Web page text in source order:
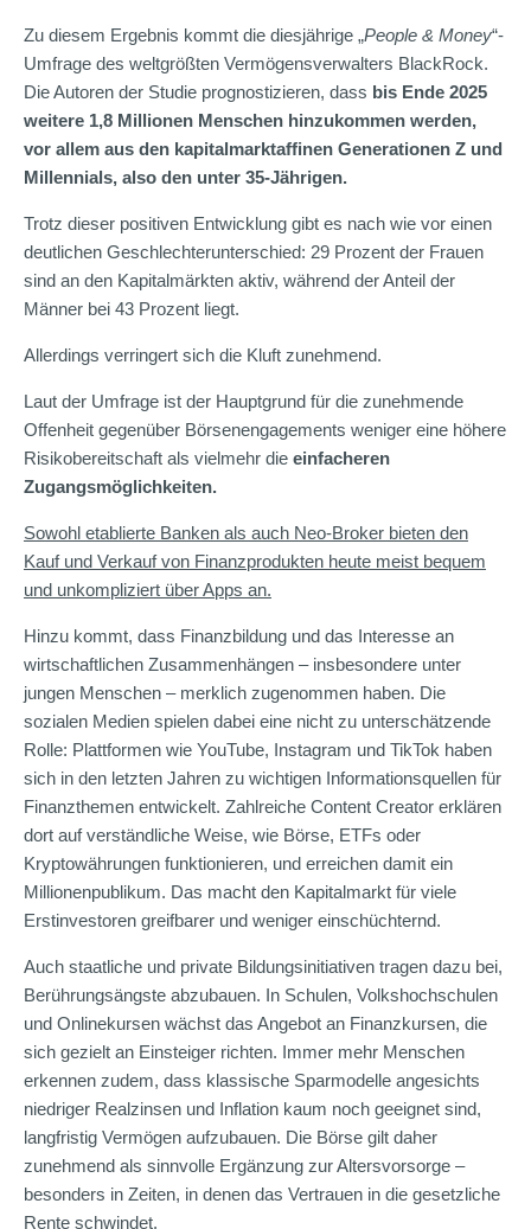
Zu diesem Ergebnis kommt die diesjährige „People & Money“-
Umfrage des weltgrößten Vermögensverwalters BlackRock.
Die Autoren der Studie prognostizieren, dass bis Ende 2025
weitere 1,8 Millionen Menschen hinzukommen werden,
vor allem aus den kapitalmarktaffinen Generationen Z und
Millennials, also den unter 35-Jährigen.
Trotz dieser positiven Entwicklung gibt es nach wie vor einen
deutlichen Geschlechterunterschied: 29 Prozent der Frauen
sind an den Kapitalmärkten aktiv, während der Anteil der
Männer bei 43 Prozent liegt.
Allerdings verringert sich die Kluft zunehmend.
Laut der Umfrage ist der Hauptgrund für die zunehmende
Offenheit gegenüber Börsenengagements weniger eine höhere
Risikobereitschaft als vielmehr die einfacheren
Zugangsmöglichkeiten.
Sowohl etablierte Banken als auch Neo-Broker bieten den
Kauf und Verkauf von Finanzprodukten heute meist bequem
und unkompliziert über Apps an.
Hinzu kommt, dass Finanzbildung und das Interesse an
wirtschaftlichen Zusammenhängen – insbesondere unter
jungen Menschen – merklich zugenommen haben. Die
sozialen Medien spielen dabei eine nicht zu unterschätzende
Rolle: Plattformen wie YouTube, Instagram und TikTok haben
sich in den letzten Jahren zu wichtigen Informationsquellen für
Finanzthemen entwickelt. Zahlreiche Content Creator erklären
dort auf verständliche Weise, wie Börse, ETFs oder
Kryptowährungen funktionieren, und erreichen damit ein
Millionenpublikum. Das macht den Kapitalmarkt für viele
Erstinvestoren greifbarer und weniger einschüchternd.
Auch staatliche und private Bildungsinitiativen tragen dazu bei,
Berührungsängste abzubauen. In Schulen, Volkshochschulen
und Onlinekursen wächst das Angebot an Finanzkursen, die
sich gezielt an Einsteiger richten. Immer mehr Menschen
erkennen zudem, dass klassische Sparmodelle angesichts
niedriger Realzinsen und Inflation kaum noch geeignet sind,
langfristig Vermögen aufzubauen. Die Börse gilt daher
zunehmend als sinnvolle Ergänzung zur Altersvorsorge –
besonders in Zeiten, in denen das Vertrauen in die gesetzliche
Rente schwindet.